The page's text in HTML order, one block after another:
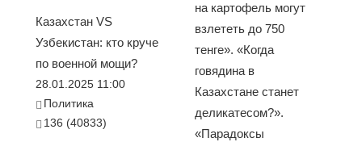
Казахстан VS
Узбекистан: кто круче
по военной мощи?
28.01.2025 11:00
Политика
136 (40833)
на картофель могут
взлететь до 750
тенге». «Когда
говядина в
Казахстане станет
деликатесом?».
«Парадоксы